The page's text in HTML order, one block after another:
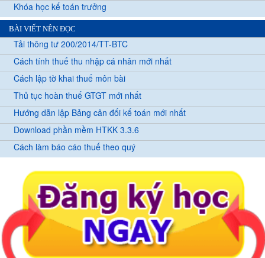
Khóa học kế toán trưởng
BÀI VIẾT NÊN ĐỌC
Tải thông tư 200/2014/TT-BTC
Cách tính thuế thu nhập cá nhân mới nhất
Cách lập tờ khai thuế môn bài
Thủ tục hoàn thuế GTGT mới nhất
Hướng dẫn lập Bảng cân đối kế toán mới nhất
Download phần mềm HTKK 3.3.6
Cách làm báo cáo thuế theo quý